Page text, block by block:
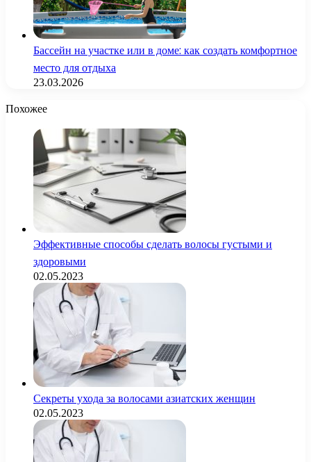
Бассейн на участке или в доме: как создать комфортное
место для отдыха
23.03.2026
Похожее
Эффективные способы сделать волосы густыми и
здоровыми
02.05.2023
Секреты ухода за волосами азиатских женщин
02.05.2023